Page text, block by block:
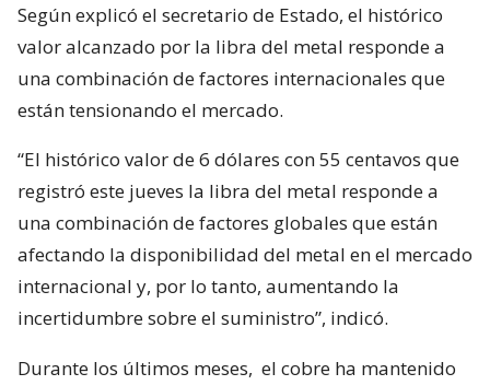
Según explicó el secretario de Estado, el histórico
valor alcanzado por la libra del metal responde a
una combinación de factores internacionales que
están tensionando el mercado.
“El histórico valor de 6 dólares con 55 centavos que
registró este jueves la libra del metal responde a
una combinación de factores globales que están
afectando la disponibilidad del metal en el mercado
internacional y, por lo tanto, aumentando la
incertidumbre sobre el suministro”, indicó.
Durante los últimos meses, el cobre ha mantenido